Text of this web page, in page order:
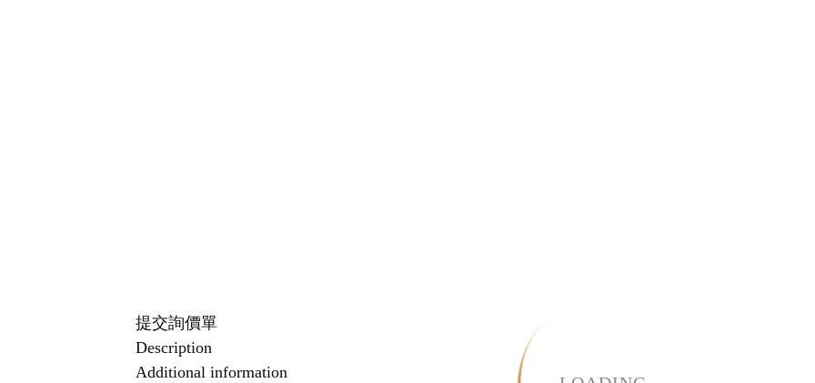
提交詢價單
Description
Additional information